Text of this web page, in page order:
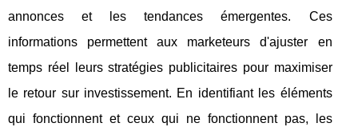
annonces et les tendances émergentes. Ces
informations permettent aux marketeurs d'ajuster en
temps réel leurs stratégies publicitaires pour maximiser
le retour sur investissement. En identifiant les éléments
qui fonctionnent et ceux qui ne fonctionnent pas, les